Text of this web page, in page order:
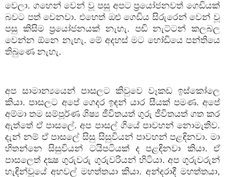
වෙලා. ගහෙන් වෙන් වූ පසු අපට ප්‍රයෝජනවත් ගෙඩියක්
බවට පත් වෙනවා. එහෙත් ඔළු ගෙඩිය සිරුරෙන් වෙන් වූ
පසු කිසිම ප්‍රයෝජනයක් නැහැ. පඬි නැට්ටන් කලබල
වෙන්න ඕනෙ නැහැ. මේ අදහස් මට හෝඩියෙ පන්තියෙ
තිබුණෙ නැහැ.
අප සාමාන්‍යයෙන් පාසලට කිවුවෙ වෑකඩ ඉස්කෝලෙ
කියා. පාසලට අපේ ගෙදර ඉඳන් යාර සීයක් පමණ. අපේ
අම්මා තම සම්පූර්ණ ශිෂ්‍ය ජීවිතයත් ගුරු ජීවිතයත් ගත කර
ඇත්තේ ඒ පාසලේ. අප පාසල් ගියේ පාවහන් නොමැතිව.
දැන් නම් ඒ පාසලේ සිසු සිසුවියන් පාවහන් පළඳිනවා. මා
හිතන්නෙ සිසුවියන් ටයිපටියක් ද පළඳිනවා කියා. ඒ
පාසලෙත් දක්‍ෂ ගුරුවරු ගුරුවරියන් හිටියා. අප ගුරුවරුන්
හැඳින්වූයේ අහවල් මහත්තයා කියා. අන්දරාදී මහත්තයා,